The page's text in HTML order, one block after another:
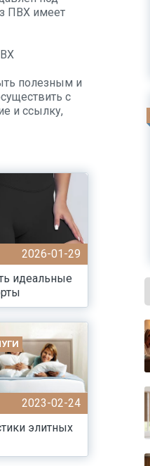
ПВХ имеет
полезным и
с
и ссылку,
2026-01-29
идеальные
2023-02-24
элитных